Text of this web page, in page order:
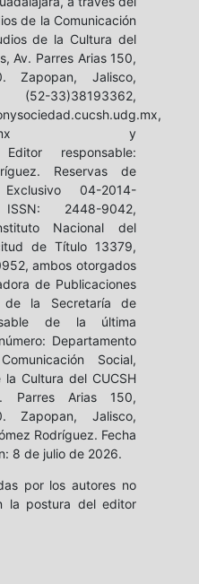
de la Comunicación
de la Cultura del
Av. Parres Arias 150,
Zapopan, Jalisco,
33)38193362,
y
Editor responsable:
Reservas de
04-2014-
ISSN: 2448-9042,
Nacional del
de Título 13379,
ambos otorgados
de Publicaciones
de la Secretaría de
de la última
Departamento
Social,
Cultura del CUCSH
Parres Arias 150,
Zapopan, Jalisco,
Rodríguez. Fecha
8 de julio de 2026.
por los autores no
la postura del editor